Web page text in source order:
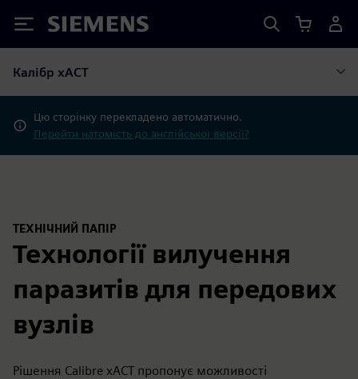
Siemens
Калібр xACT
Цю сторінку перекладено автоматично.
Перейти натомість до англійської версії?
ТЕХНІЧНИЙ ПАПІР
Технології вилучення
паразитів для передових
вузлів
Рішення Calibre xACT пропонує можливості